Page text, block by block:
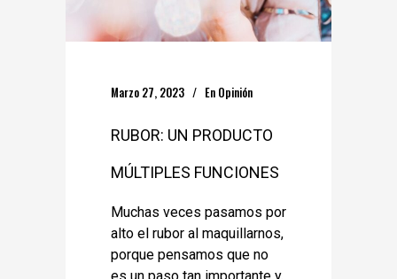
Marzo 27, 2023 En Opinión
RUBOR: UN PRODUCTO
MÚLTIPLES FUNCIONES
Muchas veces pasamos por
alto el rubor al maquillarnos,
porque pensamos que no